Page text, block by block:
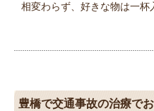
相変わらず、好きな物は一杯
豊橋で交通事故の治療で